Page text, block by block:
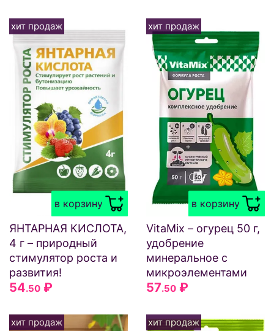
в корзину
хит продаж
ЯНТАРНАЯ КИСЛОТА,
4 г – природный
стимулятор роста и
развития!
54.50 ₽
в корзину
хит продаж
VitaMix – огурец 50 г,
удобрение
минеральное с
микроэлементами
57.50 ₽
хит продаж хит продаж